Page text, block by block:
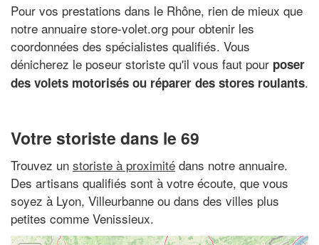
Pour vos prestations dans le Rhône, rien de mieux que
notre annuaire store-volet.org pour obtenir les
coordonnées des spécialistes qualifiés. Vous
dénicherez le poseur storiste qu'il vous faut pour poser
des volets motorisés ou réparer des stores roulants.
Votre storiste dans le 69
Trouvez un storiste à proximité dans notre annuaire.
Des artisans qualifiés sont à votre écoute, que vous
soyez à Lyon, Villeurbanne ou dans des villes plus
petites comme Venissieux.